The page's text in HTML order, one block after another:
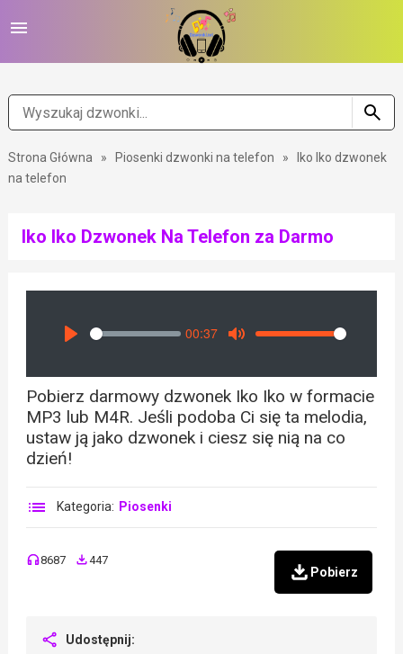
Strona Główna » Piosenki dzwonki na telefon »
Iko Iko dzwonek
na telefon
Iko Iko Dzwonek Na Telefon za Darmo
Seek
00:37
Volume
Pobierz darmowy dzwonek Iko Iko w formacie
MP3 lub M4R. Jeśli podoba Ci się ta melodia,
ustaw ją jako dzwonek i ciesz się nią na co
dzień!
Kategoria: Piosenki
8687 447
Pobierz
Udostępnij: